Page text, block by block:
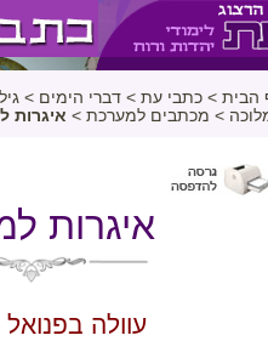
הבית > כתבי עת > דברי הימים >
> מכתבים למערכת > איגרות
איגרות
עוולה בפנואל